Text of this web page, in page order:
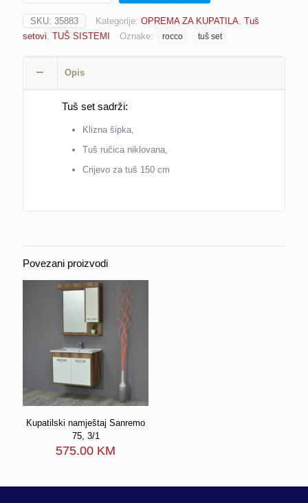
PREMIUM
(3-
S092LW;
SKU: 35883 Kategorije: OPREMA ZA KUPATILA Tuš
setovi TUŠ SISTEMI Oznake: rocco tuš set
Opis
Tuš set sadrži:
Klizna šipka,
Tuš ručica niklovana,
Crijevo za tuš 150 cm
Povezani proizvodi
Kupatilski namještaj Sanremo
75, 3/1
575.00 KM